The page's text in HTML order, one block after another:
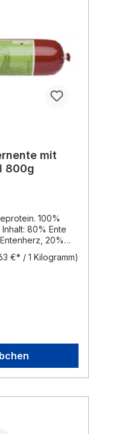
mit
800g
100%
80% Ente
20%
15%
€* / 1 Kilogramm)